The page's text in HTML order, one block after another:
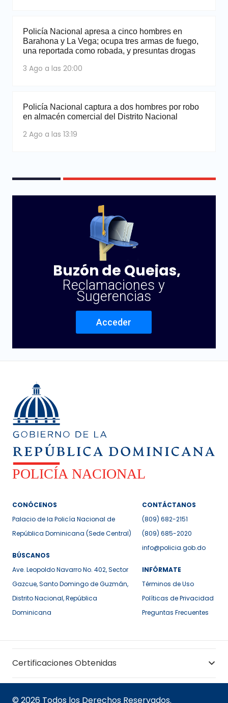
Policía Nacional apresa a cinco hombres en
Barahona y La Vega; ocupa tres armas de fuego,
una reportada como robada, y presuntas drogas
3 Ago a las 20:00
Policía Nacional captura a dos hombres por robo
en almacén comercial del Distrito Nacional
2 Ago a las 13:19
Buzón de Quejas,
Reclamaciones y
Sugerencias
Acceder
CONÓCENOS
Palacio de la Policía Nacional de
República Dominicana (Sede Central)
BÚSCANOS
Ave. Leopoldo Navarro No. 402, Sector
Gazcue, Santo Domingo de Guzmán,
Distrito Nacional, República
Dominicana
CONTÁCTANOS
(809) 682-2151
(809) 685-2020
info@policia.gob.do
INFÓRMATE
Términos de Uso
Políticas de Privacidad
Preguntas Frecuentes
Certificaciones Obtenidas
© 2026 Todos los Derechos Reservados.